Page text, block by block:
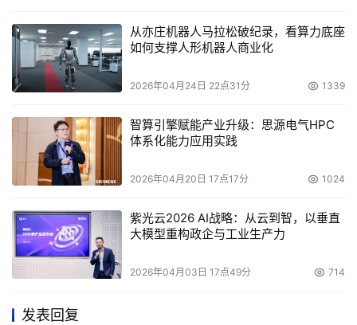
从亦庄机器人马拉松破纪录，看算力底座
如何支撑人形机器人商业化
2026年04月24日 22点31分 1339
智算引擎赋能产业升级：思源电气HPC
体系化能力应用实践
2026年04月20日 17点17分 1024
紫光云2026 AI战略：从云到智，以垂直
大模型重构政企与工业生产力
2026年04月03日 17点49分 714
发表回复